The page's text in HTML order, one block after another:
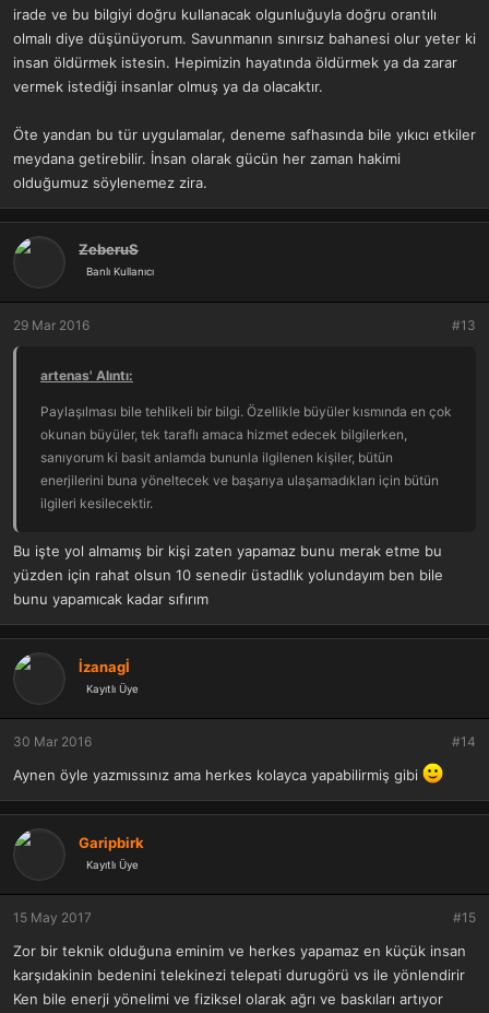
irade ve bu bilgiyi doğru kullanacak olgunluğuyla doğru orantılı
olmalı diye düşünüyorum. Savunmanın sınırsız bahanesi olur yeter ki
insan öldürmek istesin. Hepimizin hayatında öldürmek ya da zarar
vermek istediği insanlar olmuş ya da olacaktır.
Öte yandan bu tür uygulamalar, deneme safhasında bile yıkıcı etkiler
meydana getirebilir. İnsan olarak gücün her zaman hakimi
olduğumuz söylenemez zira.
ZeberuS
Banlı Kullanıcı
29 Mar 2016 #13
artenas' Alıntı:
Paylaşılması bile tehlikeli bir bilgi. Özellikle büyüler kısmında en çok
okunan büyüler, tek taraflı amaca hizmet edecek bilgilerken,
sanıyorum ki basit anlamda bununla ilgilenen kişiler, bütün
enerjilerini buna yöneltecek ve başarıya ulaşamadıkları için bütün
ilgileri kesilecektir.
Bu işte yol almamış bir kişi zaten yapamaz bunu merak etme bu
yüzden için rahat olsun 10 senedir üstadlık yolundayım ben bile
bunu yapamıcak kadar sıfırım
İzanagİ
Kayıtlı Üye
30 Mar 2016 #14
Aynen öyle yazmıssınız ama herkes kolayca yapabilirmiş gibi
Garipbirk
Kayıtlı Üye
15 May 2017 #15
Zor bir teknik olduğuna eminim ve herkes yapamaz en küçük insan
karşıdakinin bedenini telekinezi telepati durugörü vs ile yönlendirir
Ken bile enerji yönelimi ve fiziksel olarak ağrı ve baskıları artıyor